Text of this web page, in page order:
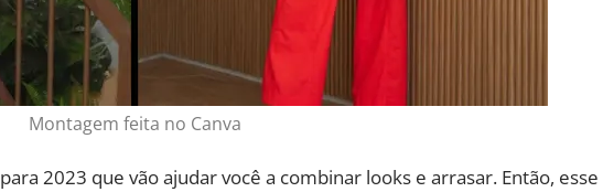
Montagem feita no Canva
para 2023 que vão ajudar você a combinar looks e arrasar. Então, esse